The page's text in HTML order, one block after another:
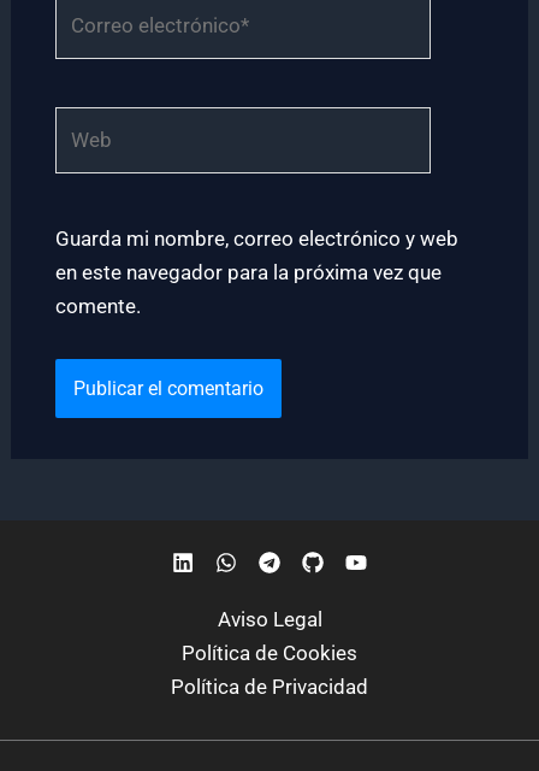
Guarda mi nombre, correo electrónico y web
en este navegador para la próxima vez que
comente.
Aviso Legal
Política de Cookies
Política de Privacidad